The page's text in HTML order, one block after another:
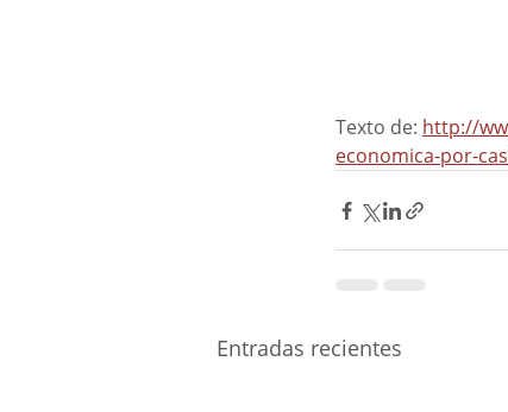
Texto de: http://
economica-por-
Entradas recientes